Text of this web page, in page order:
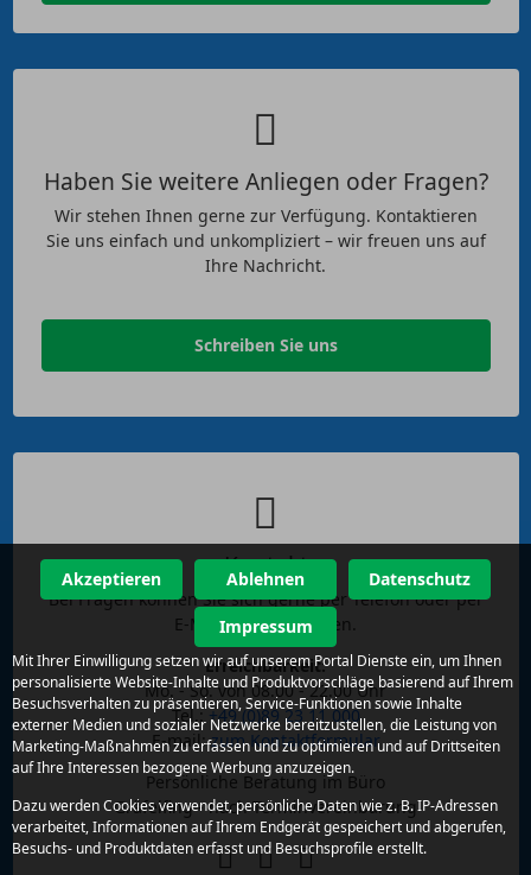
Haben Sie weitere Anliegen oder Fragen?
Wir stehen Ihnen gerne zur Verfügung. Kontaktieren
Sie uns einfach und unkompliziert – wir freuen uns auf
Ihre Nachricht.
Schreiben Sie uns
Kontakt
Bei Fragen können Sie sich gerne per Telefon oder per
E-Mail an uns wenden.
Erreichbarkeit:
Mo. - So. von 08.00 - 22.00 Uhr
Tel.:+49 (0)89 23 11 000
E-mail:zum Kontaktformular
Persönliche Beratung im Büro
Gräfelfing - nach Terminvereinbarung
Akzeptieren Ablehnen Datenschutz
Impressum
Mit Ihrer Einwilligung setzen wir auf unserem Portal Dienste ein, um Ihnen
personalisierte Website-Inhalte und Produktvorschläge basierend auf Ihrem
Besuchsverhalten zu präsentieren, Service-Funktionen sowie Inhalte
externer Medien und sozialer Netzwerke bereitzustellen, die Leistung von
Marketing-Maßnahmen zu erfassen und zu optimieren und auf Drittseiten
auf Ihre Interessen bezogene Werbung anzuzeigen.
Dazu werden Cookies verwendet, persönliche Daten wie z. B. IP-Adressen
verarbeitet, Informationen auf Ihrem Endgerät gespeichert und abgerufen,
Besuchs- und Produktdaten erfasst und Besuchsprofile erstellt.